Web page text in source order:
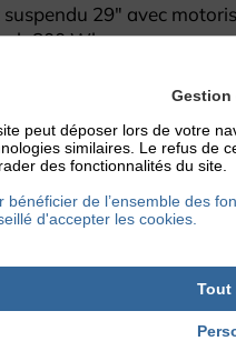
29″ avec
800 Wh.
mm de débattement
150 mm de débattement
Line CX
de Shimano
Oisans
Gestion
peut déposer lors de votre
similaires. Le refus de
des fonctionnalités du site.
bénéficier de l’ensemble des
d'accepter les cookies.
Tout